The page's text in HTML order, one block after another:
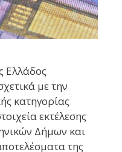
Ελλάδος
με την
κατηγορίας
εκτέλεσης
Δήμων και
της